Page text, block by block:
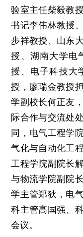
验室主任柴毅教
书记李伟林教授
步祥教授、山东
授、湖南大学电
授、电子科技大
授，廖瑞金教授
学副校长何正友
际合作与交流处
同，电气工程学
气化与自动化工
工程学院副院长
与物流学院副院
学主管郑狄，电
科主管高国强、
会议。